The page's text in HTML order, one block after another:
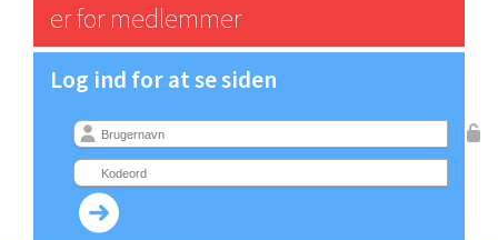
er for medlemmer
Log ind for at se siden